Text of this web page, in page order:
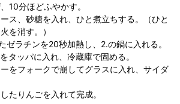
10分ほどふやかす。
ス、砂糖を入れ、ひと煮立ちする。（ひと
を消す。）
ゼラチンを20秒加熱し、2.の鍋に入れる。
タッパに入れ、冷蔵庫で固める。
をフォークで崩してグラスに入れ、サイダ
たりんごを入れて完成。